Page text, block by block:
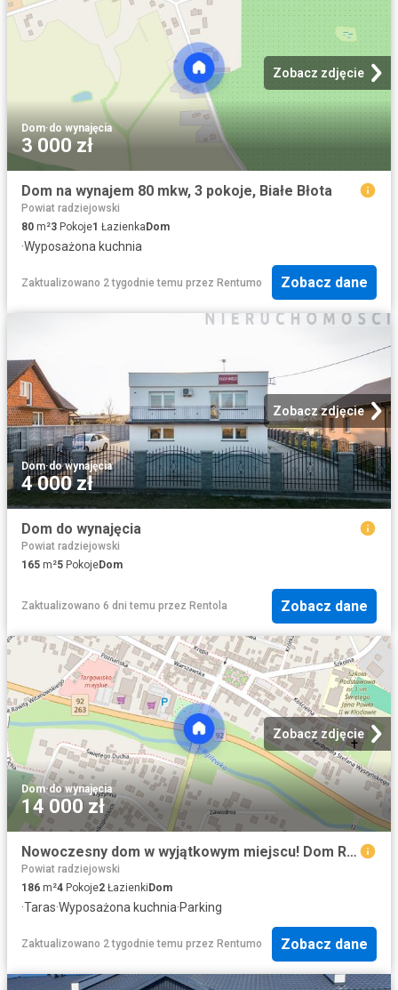
Zobacz zdjęcie
Dom·do wynajęcia
3 000 zł
Dom na wynajem 80 mkw, 3 pokoje, Białe Błota
Powiat radziejowski
80 m²3 Pokoje1 Łazienka Dom
·Wyposażona kuchnia
Zaktualizowano 2 tygodnie temu przez Rentumo Zobacz dane
Zobacz zdjęcie
Dom·do wynajęcia
4 000 zł
Dom do wynajęcia
Powiat radziejowski
165 m²5 PokojeDom
Zaktualizowano 6 dni temu przez Rentola Zobacz dane
Zobacz zdjęcie
Dom·do wynajęcia
14 000 zł
Nowoczesny dom w wyjątkowym miejscu! Dom Rybakowo!
Powiat radziejowski
186 m²4 Pokoje2 Łazienki Dom
·Taras·Wyposażona kuchnia·Parking
Zaktualizowano 2 tygodnie temu przez Rentumo Zobacz dane